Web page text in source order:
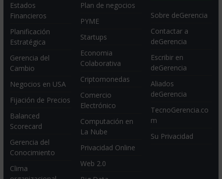
Estados
Financieros
Planificación
Estratégica
Gerencia del
Cambio
Negocios en USA
Fijación de Precios
Balanced
Scorecard
Gerencia del
Conocimiento
Clima
Plan de negocios
PYME
Startups
Economia
Colaborativa
Criptomonedas
Comercio
Electrónico
Computación en
La Nube
Privacidad Online
Web 2.0
Sobre deGerencia
Contactar a
deGerencia
Escribir en
deGerencia
Aliados
deGerencia
TecnoGerencia.co
m
Su Privacidad